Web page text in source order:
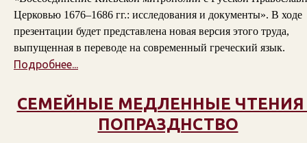
Церковью 1676–1686 гг.: исследования и документы». В ходе
презентации будет представлена новая версия этого труда,
выпущенная в переводе на современный греческий язык.
Подробнее...
СЕМЕЙНЫЕ МЕДЛЕННЫЕ ЧТЕНИЯ
ПОПРАЗДНСТВО